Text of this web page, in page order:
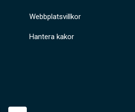
Webbplatsvillkor
Hantera kakor